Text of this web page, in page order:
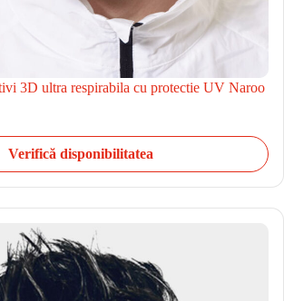
3D ultra respirabila cu protectie UV Naroo
Verifică disponibilitatea